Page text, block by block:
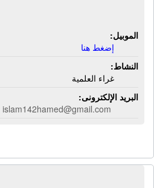
الموبيل:
إضغط هنا
النشاط:
غراء العلمية
البريد الإلكترونى:
islam142hamed@gmail.com